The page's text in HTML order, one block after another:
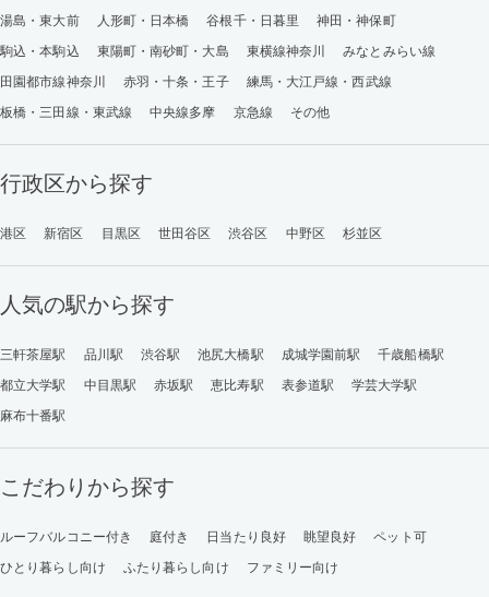
湯島・東大前
人形町・日本橋 谷根千・日暮里
神田・神保町
駒込・本駒込
東陽町・南砂町・大島 東横線神奈川
みなとみらい線
田園都市線神奈川
赤羽・十条・王子
練馬・大江戸線・西武線
板橋・三田線・東武線
中央線多摩 京急線 その他
行政区から探す
港区 新宿区 目黒区 世田谷区 渋谷区 中野区 杉並区
人気の駅から探す
三軒茶屋駅 品川駅 渋谷駅 池尻大橋駅 成城学園前駅
千歳船橋駅
都立大学駅
中目黒駅 赤坂駅 恵比寿駅 表参道駅
学芸大学駅
麻布十番駅
こだわりから探す
ルーフバルコニー付き 庭付き 日当たり良好 眺望良好
ペット可
ひとり暮らし向け
ふたり暮らし向け ファミリー向け